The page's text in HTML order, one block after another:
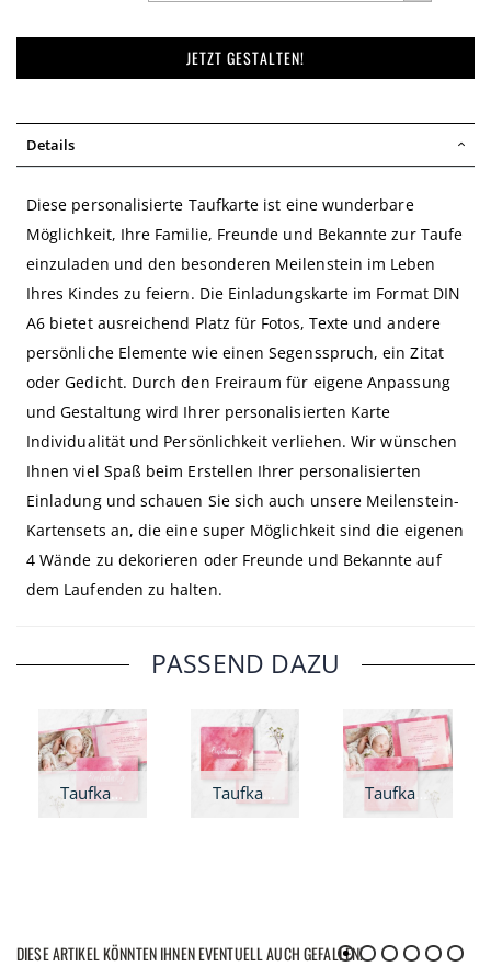
JETZT GESTALTEN!
Details
Diese personalisierte Taufkarte ist eine wunderbare
Möglichkeit, Ihre Familie, Freunde und Bekannte zur Taufe
einzuladen und den besonderen Meilenstein im Leben
Ihres Kindes zu feiern. Die Einladungskarte im Format DIN
A6 bietet ausreichend Platz für Fotos, Texte und andere
persönliche Elemente wie einen Segensspruch, ein Zitat
oder Gedicht. Durch den Freiraum für eigene Anpassung
und Gestaltung wird Ihrer personalisierten Karte
Individualität und Persönlichkeit verliehen. Wir wünschen
Ihnen viel Spaß beim Erstellen Ihrer personalisierten
Einladung und schauen Sie sich auch unsere Meilenstein-
Kartensets an, die eine super Möglichkeit sind die eigenen
4 Wände zu dekorieren oder Freunde und Bekannte auf
dem Laufenden zu halten.
PASSEND DAZU
Taufkarte Rosa Wolken - A6 Klappkarte Taufkarte Rosa Wolken - quadratisch Taufkarte Rosa Wolken - Klappkarte quadratisch
DIESE ARTIKEL KÖNNTEN IHNEN EVENTUELL AUCH GEFALLEN!